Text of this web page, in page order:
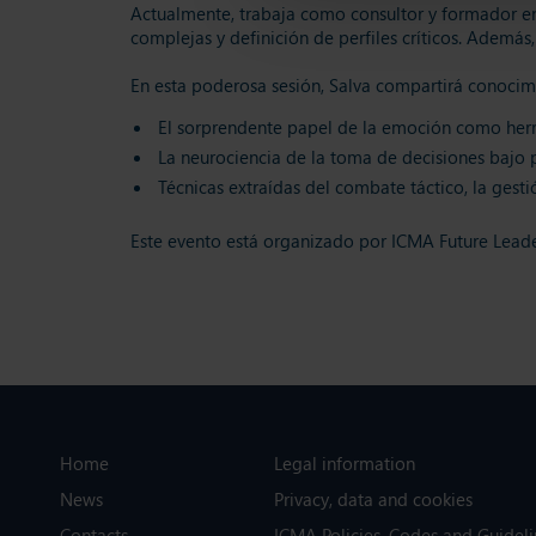
Actualmente, trabaja como consultor y formador
complejas y definición de perfiles críticos.
En esta poderosa sesión, Salva compartirá
El sorprendente papel de la emoción como
La neurociencia de la toma de decisiones bajo
Técnicas extraídas del combate táctico, la
Este evento está organizado por ICMA Future
Home
News
Legal information
Privacy, data and cookies